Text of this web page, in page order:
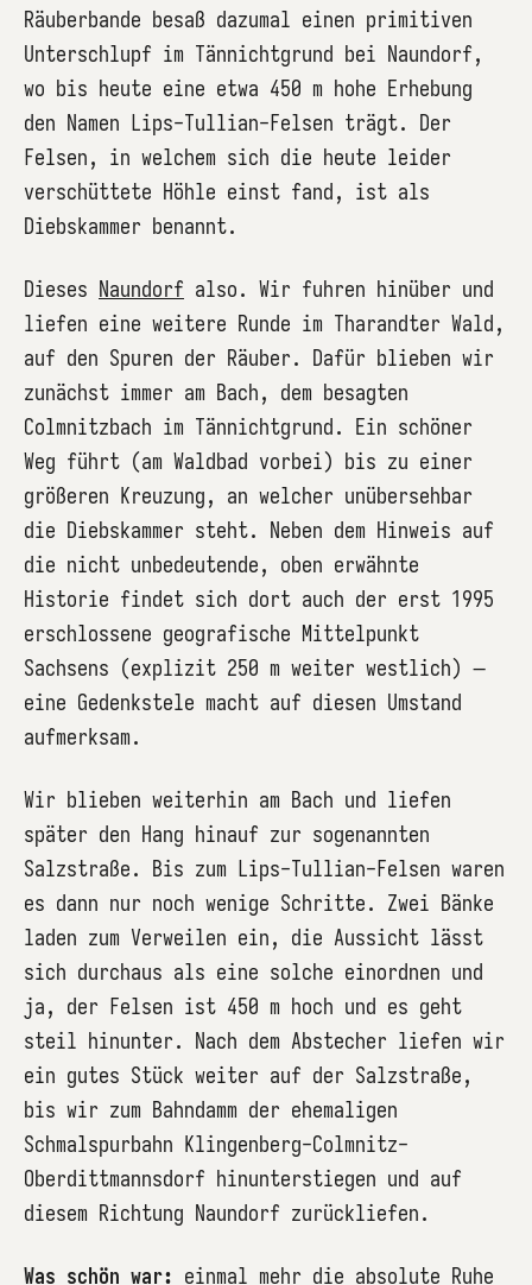
Räuberbande besaß dazumal einen primitiven
Unterschlupf im Tännichtgrund bei Naundorf,
wo bis heute eine etwa 450 m hohe Erhebung
den Namen Lips-Tullian-Felsen trägt. Der
Felsen, in welchem sich die heute leider
verschüttete Höhle einst fand, ist als
Diebskammer benannt.
Dieses Naundorf also. Wir fuhren hinüber und
liefen eine weitere Runde im Tharandter Wald,
auf den Spuren der Räuber. Dafür blieben wir
zunächst immer am Bach, dem besagten
Colmnitzbach im Tännichtgrund. Ein schöner
Weg führt (am Waldbad vorbei) bis zu einer
größeren Kreuzung, an welcher unübersehbar
die Diebskammer steht. Neben dem Hinweis auf
die nicht unbedeutende, oben erwähnte
Historie findet sich dort auch der erst 1995
erschlossene geografische Mittelpunkt
Sachsens (explizit 250 m weiter westlich) –
eine Gedenkstele macht auf diesen Umstand
aufmerksam.
Wir blieben weiterhin am Bach und liefen
später den Hang hinauf zur sogenannten
Salzstraße. Bis zum Lips-Tullian-Felsen waren
es dann nur noch wenige Schritte. Zwei Bänke
laden zum Verweilen ein, die Aussicht lässt
sich durchaus als eine solche einordnen und
ja, der Felsen ist 450 m hoch und es geht
steil hinunter. Nach dem Abstecher liefen wir
ein gutes Stück weiter auf der Salzstraße,
bis wir zum Bahndamm der ehemaligen
Schmalspurbahn Klingenberg-Colmnitz-
Oberdittmannsdorf hinunterstiegen und auf
diesem Richtung Naundorf zurückliefen.
Was schön war: einmal mehr die absolute Ruhe